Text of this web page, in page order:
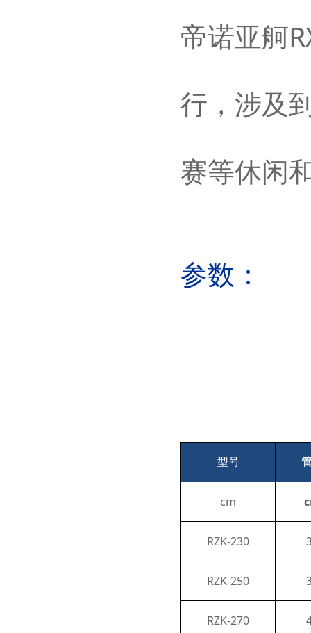
帝诺亚舸
行，涉及
赛等休闲
参数：
型号
cm
RZK-230
RZK-250
RZK-270